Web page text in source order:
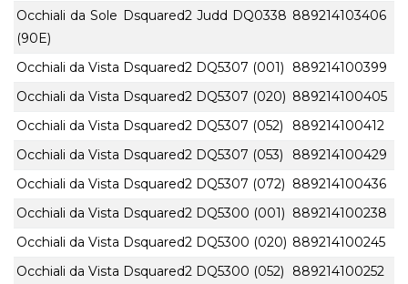
Occhiali da Sole Dsquared2 Judd DQ0338
(90E)
889214103406
Occhiali da Vista Dsquared2 DQ5307 (001)
889214100399
Occhiali da Vista Dsquared2 DQ5307 (020) 889214100405
Occhiali da Vista Dsquared2 DQ5307 (052)
889214100412
Occhiali da Vista Dsquared2 DQ5307 (053)
889214100429
Occhiali da Vista Dsquared2 DQ5307 (072) 889214100436
Occhiali da Vista Dsquared2 DQ5300 (001) 889214100238
Occhiali da Vista Dsquared2 DQ5300 (020) 889214100245
Occhiali da Vista Dsquared2 DQ5300 (052)
889214100252